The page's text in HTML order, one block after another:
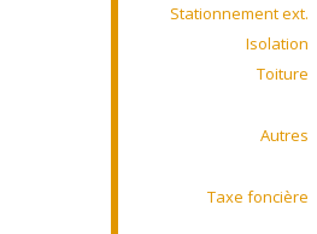
Stationnement ext.
Isolation
Toiture
Autres
Taxe foncière